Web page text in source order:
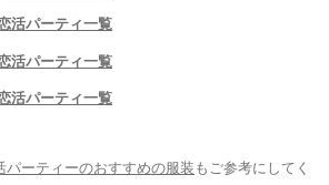
活パーティ一覧
活パーティ一覧
活パーティ一覧
パーティーのおすすめの服装 もご参考にしてく